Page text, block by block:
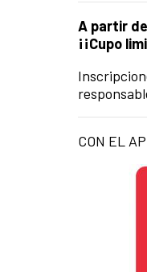
A partir
¡¡Cupo
CON EL